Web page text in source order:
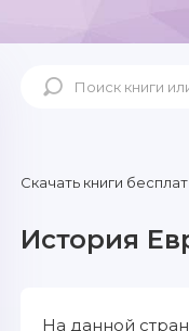
Скачать книги
История
На данной